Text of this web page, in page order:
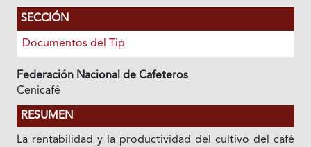
SECCIÓN
Documentos del Tip
Federación Nacional de Cafeteros
Cenicafé
RESUMEN
La rentabilidad y la productividad del cultivo del café